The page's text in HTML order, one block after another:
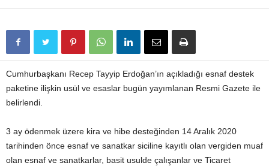
Cumhurbaşkanı Recep Tayyip Erdoğan’ın açıkladığı esnaf destek
paketine ilişkin usül ve esaslar bugün yayımlanan Resmi Gazete ile
belirlendi.
3 ay ödenmek üzere kira ve hibe desteğinden 14 Aralık 2020
tarihinden önce esnaf ve sanatkar siciline kayıtlı olan vergiden muaf
olan esnaf ve sanatkarlar, basit usulde çalışanlar ve Ticaret